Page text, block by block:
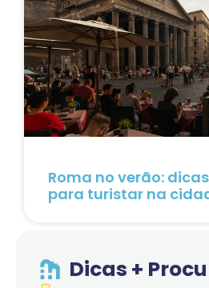
Roma no verão:
para turistar na
Dicas +